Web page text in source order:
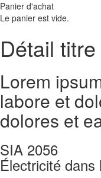
Panier d'achat
Le panier est vide.
Détail titre
Lorem
labore et
dolores et
SIA 2056
Électricité